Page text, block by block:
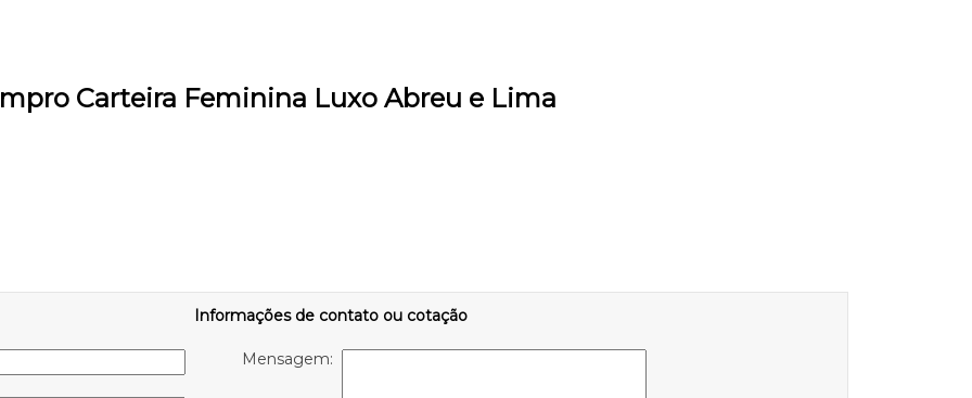
Carteira Feminina Luxo Abreu e Lima
Informações de contato ou cotação
Mensagem: